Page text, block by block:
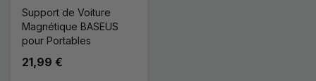
Support de Voiture
Magnétique BASEUS
pour Portables
21,99 €